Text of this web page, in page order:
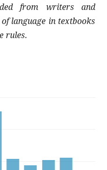
from writers and
language in textbooks
rules.